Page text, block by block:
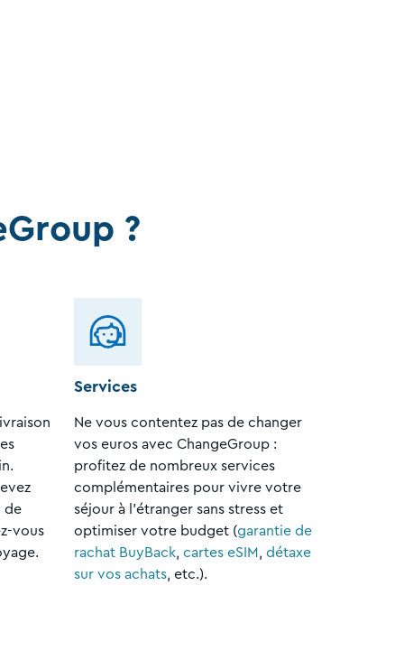
?
de
vous
Services
Ne vous contentez pas de changer
vos euros avec ChangeGroup :
profitez de nombreux services
complémentaires pour vivre votre
séjour à l'étranger sans stress et
optimiser votre budget (garantie de
rachat BuyBack, cartes eSIM, détaxe
sur vos achats, etc.).